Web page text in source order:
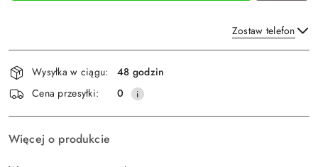
Zostaw telefon
Wyślij
Dostępność
i
dostawa
Wysyłka w ciągu:
48 godzin
Cena przesyłki:
0
Więcej o produkcie